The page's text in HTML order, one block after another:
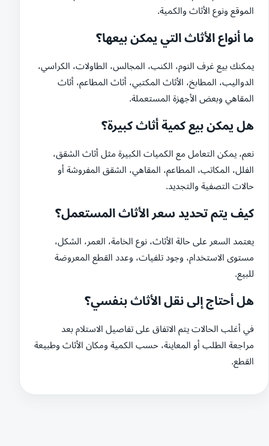
الموقع ونوع الأثاث والكمية.
ما أنواع الأثاث التي يمكن بيعها؟
يمكنك بيع غرف النوم، الكنب، المجالس، الطاولات، الكراسي،
الدواليب، المطابخ، الأثاث المكتبي، أثاث المطاعم، أثاث
المقاهي وبعض الأجهزة المستعملة.
هل يمكن بيع كمية أثاث كبيرة؟
نعم، يمكن التعامل مع الكميات الكبيرة مثل أثاث الشقق،
الفلل، المكاتب، المطاعم، المقاهي، الشقق المفروشة أو
حالات التصفية والتجديد.
كيف يتم تحديد سعر الأثاث المستعمل؟
يعتمد السعر على حالة الأثاث، نوع الخامة، العمر، الشكل،
مستوى الاستخدام، وجود تلفيات، وعدد القطع المعروضة
للبيع.
هل أحتاج إلى نقل الأثاث بنفسي؟
في أغلب الحالات يتم الاتفاق على تفاصيل الاستلام بعد
مراجعة الطلب أو المعاينة، حسب الكمية ومكان الأثاث وطبيعة
القطع.